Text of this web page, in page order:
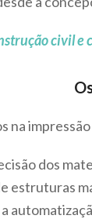
civil
na
dos
estruturas